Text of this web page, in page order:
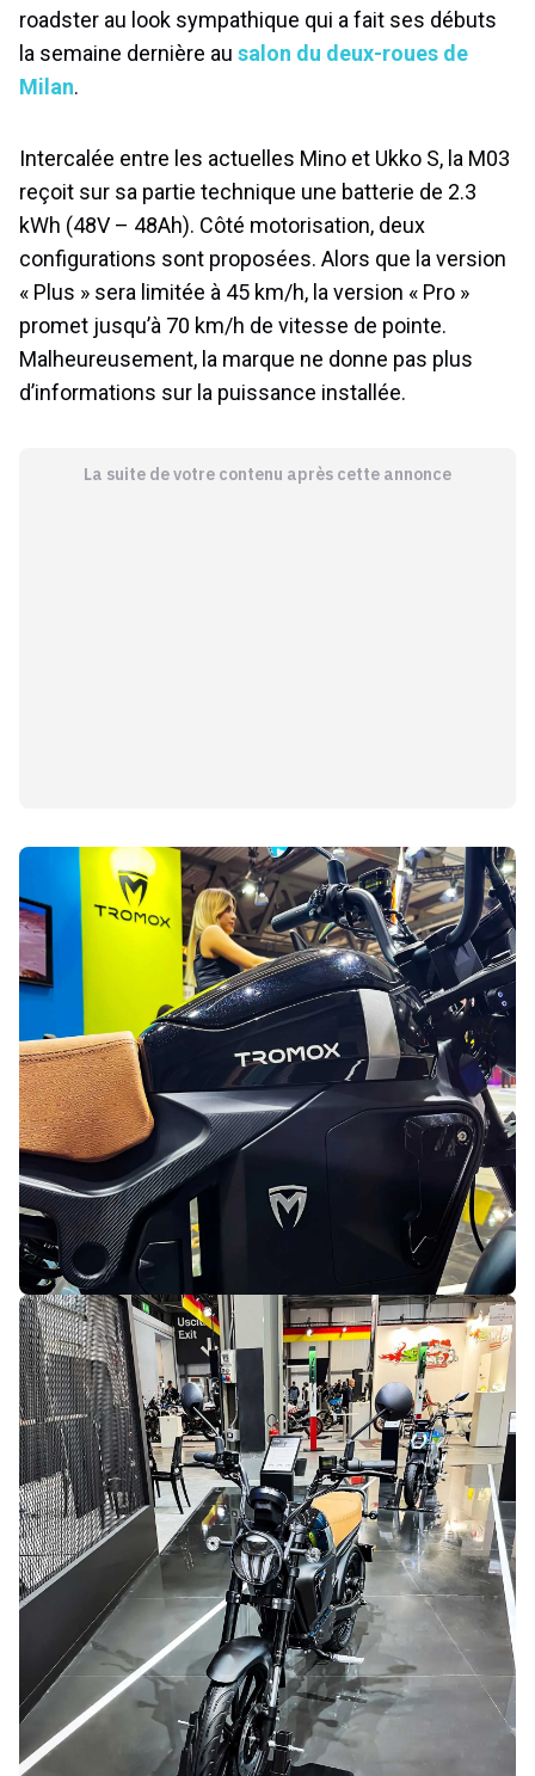
roadster au look sympathique qui a fait ses débuts
la semaine dernière au salon du deux-roues de
Milan.
Intercalée entre les actuelles Mino et Ukko S, la M03
reçoit sur sa partie technique une batterie de 2.3
kWh (48V – 48Ah). Côté motorisation, deux
configurations sont proposées. Alors que la version
« Plus » sera limitée à 45 km/h, la version « Pro »
promet jusqu’à 70 km/h de vitesse de pointe.
Malheureusement, la marque ne donne pas plus
d’informations sur la puissance installée.
La suite de votre contenu après cette annonce